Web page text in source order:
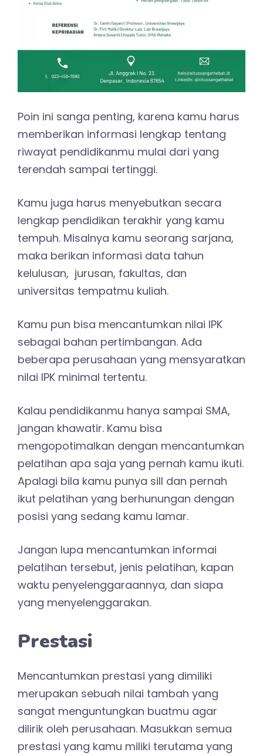
Poin ini sanga penting, karena kamu harus
memberikan informasi lengkap tentang
riwayat pendidikanmu mulai dari yang
terendah sampai tertinggi.
Kamu juga harus menyebutkan secara
lengkap pendidikan terakhir yang kamu
tempuh. Misalnya kamu seorang sarjana,
maka berikan informasi data tahun
kelulusan, jurusan, fakultas, dan
universitas tempatmu kuliah.
Kamu pun bisa mencantumkan nilai IPK
sebagai bahan pertimbangan. Ada
beberapa perusahaan yang mensyaratkan
nilai IPK minimal tertentu.
Kalau pendidikanmu hanya sampai SMA,
jangan khawatir. Kamu bisa
mengopotimalkan dengan mencantumkan
pelatihan apa saja yang pernah kamu ikuti.
Apalagi bila kamu punya sill dan pernah
ikut pelatihan yang berhunungan dengan
posisi yang sedang kamu lamar.
Jangan lupa mencantumkan informai
pelatihan tersebut, jenis pelatihan, kapan
waktu penyelenggaraannya, dan siapa
yang menyelenggarakan.
Prestasi
Mencantumkan prestasi yang dimiliki
merupakan sebuah nilai tambah yang
sangat menguntungkan buatmu agar
dilirik oleh perusahaan. Masukkan semua
prestasi yang kamu miliki terutama yang